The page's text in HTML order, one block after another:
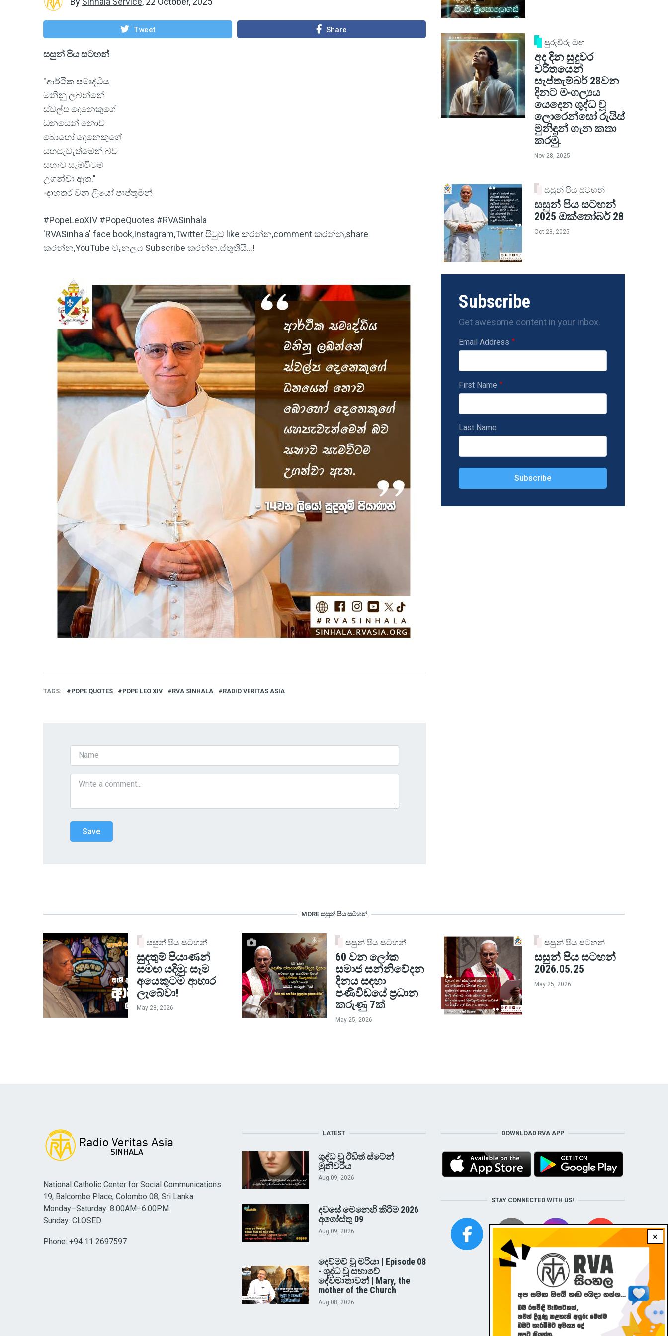
Tweet Share
සසුන් පිය සටහන්
"ආර්ථික සමෘද්ධිය
මනිනු ලබන්නේ
ස්වල්ප දෙනෙකුගේ
ධනයෙන් නොව
බොහෝ දෙනෙකුගේ
යහපැවැත්මෙන් බව
සභාව සැමවිටම
උගන්වා ඇත."
-දාහතර වන ලියෝ පාප්තුමන්
#PopeLeoXIV #PopeQuotes #RVASinhala
'RVASinhala' face book,Instagram,Twitter පිටුව like කරන්න,comment කරන්න,share
කරන්න,YouTube චැනලය Subscribe කරන්න.ස්තූතියි...!
TAGS POPE QUOTES POPE LEO XIV RVA SINHALA RADIO VERITAS ASIA
සුරුවිරු මඟ
අද දින සුදුවර
චරිතයෙන්
සැප්තැම්බර් 28වන
දිනට මංගල්‍යය
යෙදෙන ශුද්ධ වූ
ලොරෙන්සෝ රුයිස්
මුනිඳුන් ගැන කතා
කරමු.
Nov 28, 2025
සසුන් පිය සටහන්
සසුන් පිය සටහන්
2025 ඔක්තෝබර් 28
Oct 28, 2025
Subscribe
Get awesome content in your inbox.
Email Address
First Name
Last Name
MORE සසුන් පිය සටහන්
සසුන් පිය සටහන්
සුදතුම් පියාණන්
සමඟ යදිමු: සෑම
අයෙකුටම ආහාර
ලැබේවා!
May 28, 2026
සසුන් පිය සටහන්
60 වන ලෝක
සමාජ සන්නිවේදන
දිනය සඳහා
පණිවිඩයේ ප්‍රධාන
කරුණු 7ක්
May 25, 2026
සසුන් පිය සටහන්
සසුන් පිය සටහන්
2026.05.25
May 25, 2026
×
National Catholic Center for Social Communications
19, Balcombe Place, Colombo 08, Sri Lanka
Monday–Saturday: 8:00AM–6:00PM
Sunday: CLOSED
Phone: +94 11 2697597
LATEST
ශුද්ධ වූ ඊඩිත් ස්ටේන්
මුනිවරිය
Aug 09, 2026
දවසේ මෙනෙහි කිරීම 2026
අගෝස්තු 09
Aug 09, 2026
දෙව්මව් වූ මරියා | Episode 08
- ශුද්ධ වූ සභාවේ
දේවමාතාවන් | Mary, the
mother of the Church
Aug 08, 2026
DOWNLOAD RVA APP
STAY CONNECTED WITH US!